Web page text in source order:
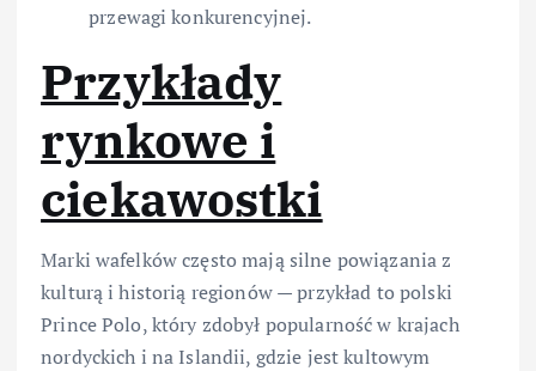
przewagi konkurencyjnej.
Przykłady
rynkowe i
ciekawostki
Marki wafelków często mają silne powiązania z
kulturą i historią regionów — przykład to polski
Prince Polo, który zdobył popularność w krajach
nordyckich i na Islandii, gdzie jest kultowym